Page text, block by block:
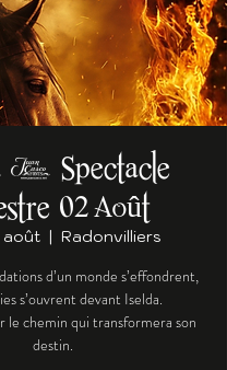
- Spectacle
02 Août
août
  |
Radonvilliers
d’un monde s’effondrent,
s’ouvrent devant Iselda.
le chemin qui transformera son
destin.